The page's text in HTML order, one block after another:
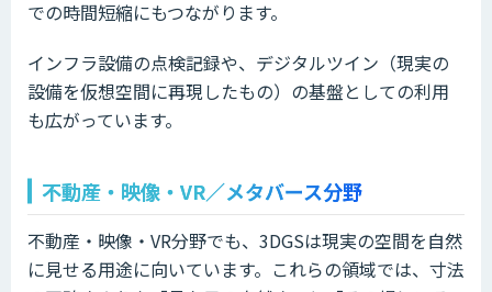
での時間短縮にもつながります。
インフラ設備の点検記録や、デジタルツイン（現実の
設備を仮想空間に再現したもの）の基盤としての利用
も広がっています。
不動産・映像・VR／メタバース分野
不動産・映像・VR分野でも、3DGSは現実の空間を自然
に見せる用途に向いています。これらの領域では、寸法